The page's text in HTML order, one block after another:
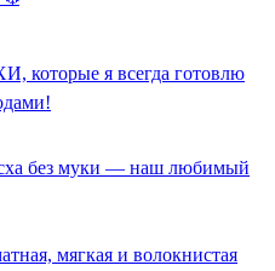
я всегда готовлю
без муки — наш любимый
мягкая и волокнистая